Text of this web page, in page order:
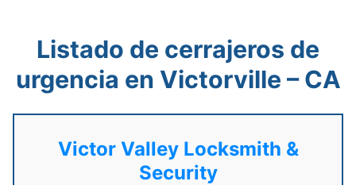
Listado de cerrajeros de
urgencia en Victorville – CA
Victor Valley Locksmith &
Security